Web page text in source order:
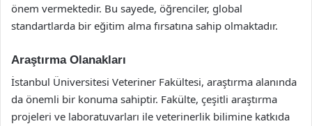
önem vermektedir. Bu sayede, öğrenciler, global
standartlarda bir eğitim alma fırsatına sahip olmaktadır.
Araştırma Olanakları
İstanbul Üniversitesi Veteriner Fakültesi, araştırma alanında
da önemli bir konuma sahiptir. Fakülte, çeşitli araştırma
projeleri ve laboratuvarları ile veterinerlik bilimine katkıda